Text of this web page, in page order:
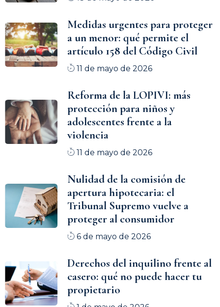
Medidas urgentes para proteger
a un menor: qué permite el
artículo 158 del Código Civil
11 de mayo de 2026
Reforma de la LOPIVI: más
protección para niños y
adolescentes frente a la
violencia
11 de mayo de 2026
Nulidad de la comisión de
apertura hipotecaria: el
Tribunal Supremo vuelve a
proteger al consumidor
6 de mayo de 2026
Derechos del inquilino frente al
casero: qué no puede hacer tu
propietario